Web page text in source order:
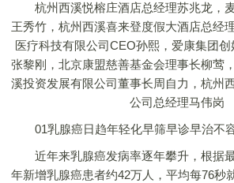
杭州西溪悦榕庄酒店总经理苏兆龙，
王秀竹，杭州西溪喜来登度假大酒店总经
医疗科技有限公司CEO孙熙，爱康集团
张黎刚，北京康盟慈善基金会理事长柳莺
溪投资发展有限公司董事长周自力，杭州
公司总经理马伟岗
01乳腺癌日趋年轻化早筛早诊早治不
近年来乳腺癌发病率逐年攀升，根据
年新增乳腺癌患者约42万人，平均每76秒